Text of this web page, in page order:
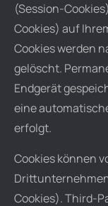
(Session-
Cookies) auf
Cookies werden
gelöscht.
Endgerät
eine
erfolgt.
Cookies können
Cookies). Third-